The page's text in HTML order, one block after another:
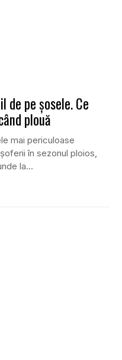
de pe șosele. Ce
plouă
mai periculoase
în sezonul ploios,
la...